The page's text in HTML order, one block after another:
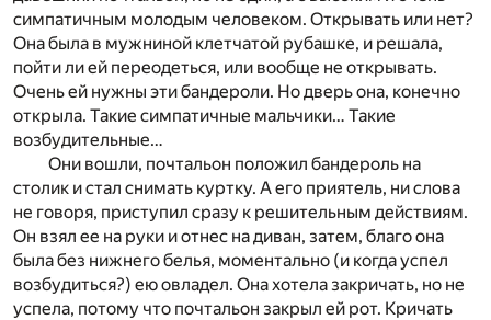
симпатичным молодым человеком. Открывать или нет?
Она была в мужниной клетчатой рубашке, и решала,
пойти ли ей переодеться, или вообще не открывать.
Очень ей нужны эти бандероли. Но дверь она, конечно
открыла. Такие симпатичные мальчики… Такие
возбудительные…
Они вошли, почтальон положил бандероль на
столик и стал снимать куртку. А его приятель, ни слова
не говоря, приступил сразу к решительным действиям.
Он взял ее на руки и отнес на диван, затем, благо она
была без нижнего белья, моментально (и когда успел
возбудиться?) ею овладел. Она хотела закричать, но не
успела, потому что почтальон закрыл ей рот. Кричать